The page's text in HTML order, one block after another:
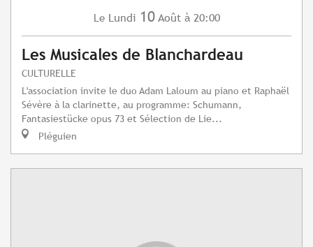
Le Lundi 10 Août à 20:00
Les Musicales de Blanchardeau
CULTURELLE
L'association invite le duo Adam Laloum au piano et Raphaël
Sévère à la clarinette, au programme: Schumann,
Fantasiestücke opus 73 et Sélection de Lie...
Pléguien